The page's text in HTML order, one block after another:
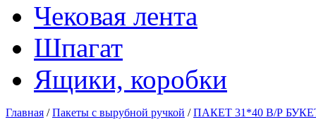
Чековая лента
Шпагат
Ящики, коробки
Главная /Пакеты с вырубной ручкой /ПАКЕТ 31*40 В/Р